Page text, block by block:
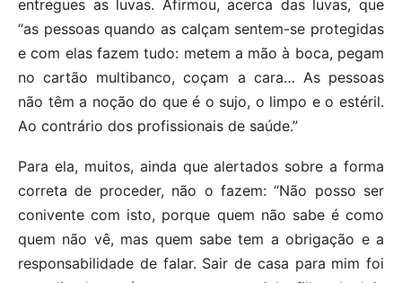
entregues as luvas. Afirmou, acerca das luvas, que
“as pessoas quando as calçam sentem-se protegidas
e com elas fazem tudo: metem a mão à boca, pegam
no cartão multibanco, coçam a cara… As pessoas
não têm a noção do que é o sujo, o limpo e o estéril.
Ao contrário dos profissionais de saúde.”
Para ela, muitos, ainda que alertados sobre a forma
correta de proceder, não o fazem: “Não posso ser
conivente com isto, porque quem não sabe é como
quem não vê, mas quem sabe tem a obrigação e a
responsabilidade de falar. Sair de casa para mim foi